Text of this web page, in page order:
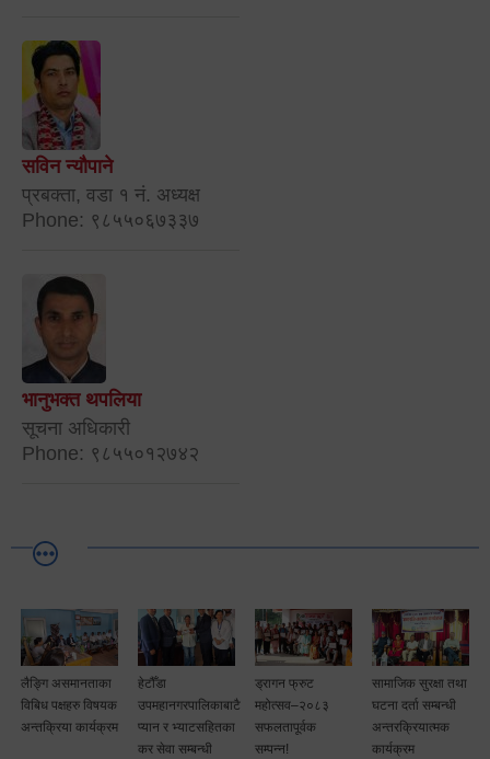
सविन न्यौपाने
प्रबक्ता, वडा १ नं. अध्यक्ष
Phone: ९८५५०६७३३७
भानुभक्त थपलिया
सूचना अधिकारी
Phone: ९८५५०१२७४२
लैङ्गि असमानताका
विबिध पक्षहरु विषयक
अन्तक्रिया कार्यक्रम
हेटौँडा
उपमहानगरपालिकाबाटै
प्यान र भ्याटसहितका
कर सेवा सम्बन्धी
ड्रागन फ्रुट
महोत्सव–२०८३
सफलतापूर्वक
सम्पन्न!
सामाजिक सुरक्षा तथा
घटना दर्ता सम्बन्धी
अन्तरक्रियात्मक
कार्यक्रम